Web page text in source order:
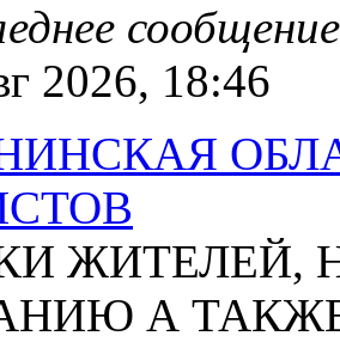
сообщение
2026, 18:46
ЖИТЕЛЕЙ,
А